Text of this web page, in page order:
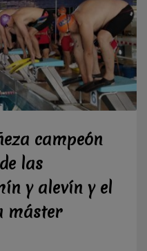
campeón
las
y alevín y el
máster